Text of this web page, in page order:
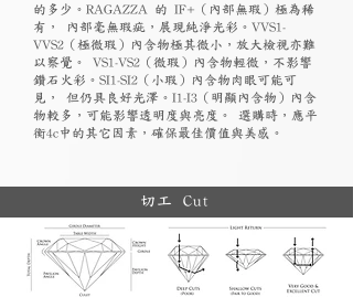
的多少。RAGAZZA 的 IF+（內部無瑕）極為稀
有， 內部毫無瑕疵，展現純淨光彩。VVS1-
VVS2（極微瑕）內含物極其微小，放大檢視亦難
以察覺。 VS1-VS2（微瑕）內含物輕微，不影響
鑽石火彩。SI1-SI2（小瑕）內含物肉眼可能可
見， 但仍具良好光澤。I1-I3（明顯內含物）內含
物較多，可能影響透明度與亮度。 選購時，應平
衡4c中的其它因素，確保最佳價值與美感。
切工 Cut